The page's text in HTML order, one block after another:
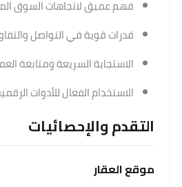
فهم عميق لاتجاهات السوق
قدرات قوية في التواصل
الاستجابة السريعة ومتابعة
الاستخدام الفعال للأدوات
التقدم والإحصائيات
موقعالعقار